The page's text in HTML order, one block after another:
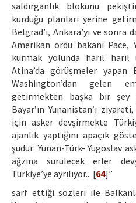
saldırganlık blokunu
kurduğu planları yerine
Belgrad’ı, Ankara’yı ve
Amerikan ordu bakanı Pace,
kurmak yolunda harıl harıl
Atina’da görüşmeler yapan
Washington’dan gelen
getirmekten başka bir şey
Bayar’ın Yunanistan’ı
için asker devşirmekte
ajanlık yaptığını apaçık
şudur: Yunan-Türk- Yugoslav
ağzına sürülecek erler
Türkiye’ye ayrılıyor... [64]”
sarf ettiği sözleri ile